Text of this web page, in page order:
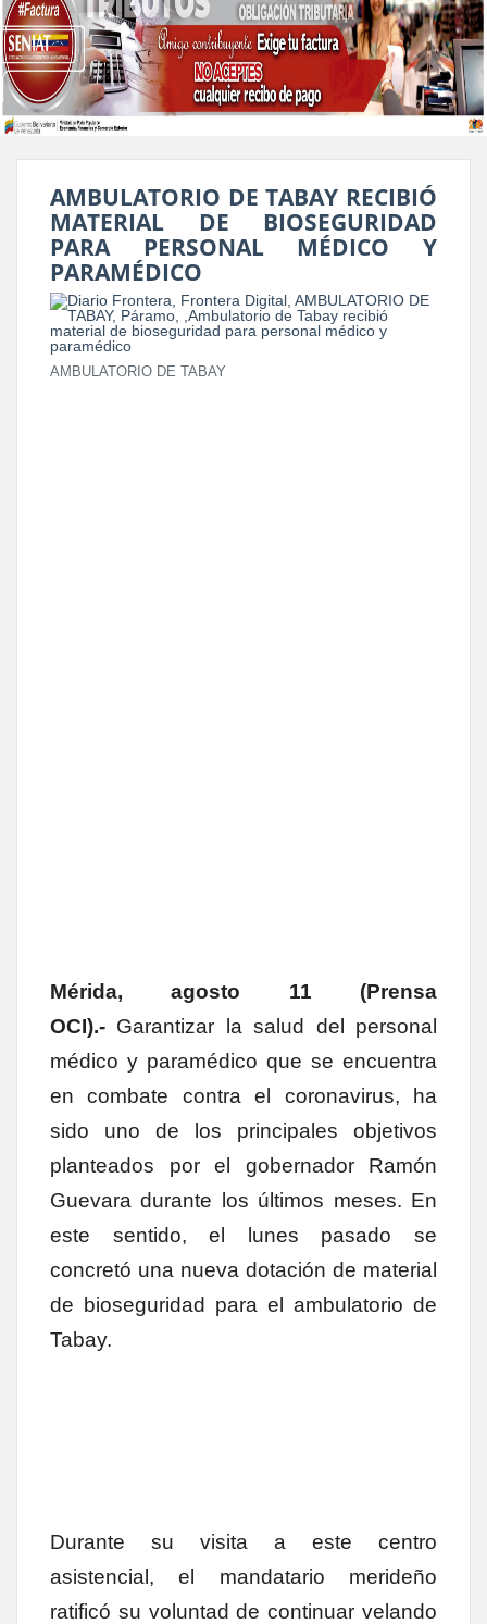
AMBULATORIO DE TABAY RECIBIÓ
MATERIAL DE BIOSEGURIDAD
PARA PERSONAL MÉDICO Y
PARAMÉDICO
AMBULATORIO DE TABAY
Mérida, agosto 11 (Prensa
OCI).- Garantizar la salud del personal
médico y paramédico que se encuentra
en combate contra el coronavirus, ha
sido uno de los principales objetivos
planteados por el gobernador Ramón
Guevara durante los últimos meses. En
este sentido, el lunes pasado se
concretó una nueva dotación de material
de bioseguridad para el ambulatorio de
Tabay.
Durante su visita a este centro
asistencial, el mandatario merideño
ratificó su voluntad de continuar velando